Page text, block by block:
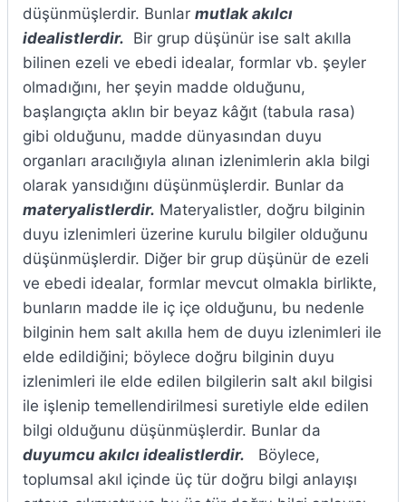
düşünmüşlerdir. Bunlar mutlak akılcı
idealistlerdir. Bir grup düşünür ise salt akılla
bilinen ezeli ve ebedi idealar, formlar vb. şeyler
olmadığını, her şeyin madde olduğunu,
başlangıçta aklın bir beyaz kâğıt (tabula rasa)
gibi olduğunu, madde dünyasından duyu
organları aracılığıyla alınan izlenimlerin akla bilgi
olarak yansıdığını düşünmüşlerdir. Bunlar da
materyalistlerdir. Materyalistler, doğru bilginin
duyu izlenimleri üzerine kurulu bilgiler olduğunu
düşünmüşlerdir. Diğer bir grup düşünür de ezeli
ve ebedi idealar, formlar mevcut olmakla birlikte,
bunların madde ile iç içe olduğunu, bu nedenle
bilginin hem salt akılla hem de duyu izlenimleri ile
elde edildiğini; böylece doğru bilginin duyu
izlenimleri ile elde edilen bilgilerin salt akıl bilgisi
ile işlenip temellendirilmesi suretiyle elde edilen
bilgi olduğunu düşünmüşlerdir. Bunlar da
duyumcu akılcı idealistlerdir. Böylece,
toplumsal akıl içinde üç tür doğru bilgi anlayışı